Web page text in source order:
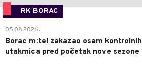
RK BORAC
05.08.2026.
Borac m:tel zakazao osam kontrolnih
utakmica pred početak nove sezone